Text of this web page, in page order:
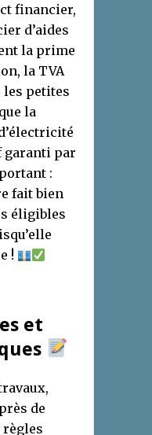
financier,
d’aides
la prime
la TVA
les petites
la
garanti par
:
fait bien
éligibles
!
et
de